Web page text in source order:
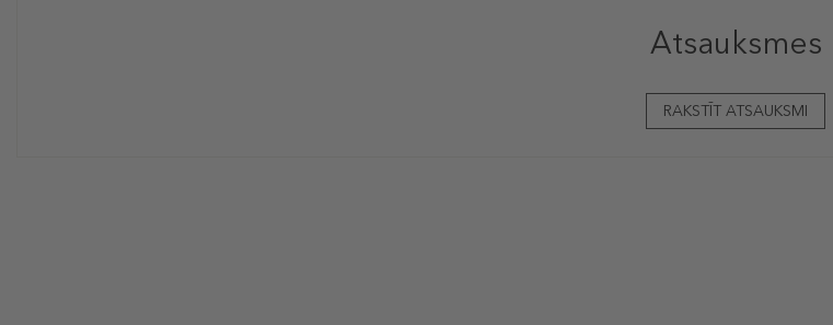
Atsauksmes
RAKSTĪT ATSAUKSMI